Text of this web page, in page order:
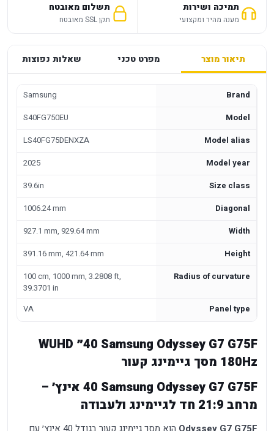
תמיכה ושירות
מענה מהיר ומקצועי
תשלום מאובטח
תקן SSL מאובטח
תיאור מוצר מפרט טכני שאלות נפוצות
Brand
Samsung
Model
S40FG750EU
Model alias
LS40FG75DENXZA
Model year
2025
Size class
39.6in
Diagonal
1006.24 mm
Width
927.1 mm, 929.64 mm
Height
391.16 mm, 421.64 mm
Radius of curvature
100 cm, 1000 mm, 3.2808 ft,
39.3701 in
Panel type
VA
Samsung Odyssey G7 G75F ‏40״ WUHD
180Hz מסך גיימינג קעור
Samsung Odyssey G7 G75F ‏40 אינץ׳ –
מרחב 21:9 חד לגיימינג ולעבודה